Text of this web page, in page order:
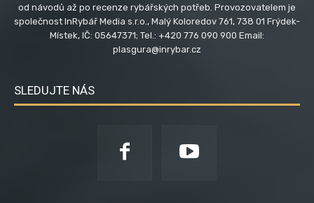
od návodů až po recenze rybářských potřeb. Provozovatelem je
společnost InRybář Media s.r.o., Malý Koloredov 761, 738 01 Frýdek-
Místek, IČ: 05647371; Tel.: +420 776 090 900 Email:
plasgura@inrybar.cz
SLEDUJTE NÁS